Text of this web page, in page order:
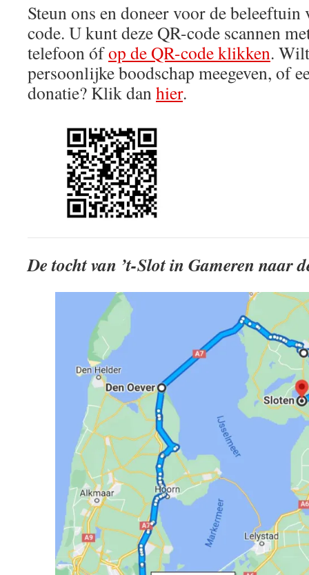
Steun ons en doneer voor de beleeftuin
code. U kunt deze QR-code scannen
telefoon ófop de QR-code klikken.
persoonlijke boodschap meegeven, of
donatie? Klik danhier.
De tocht van ’t-Slot in Gameren naar